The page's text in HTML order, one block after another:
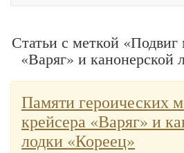
Статьи с меткой «Подвиг
«Варяг» и канонерской
Памяти героических
крейсера «Варяг» и
лодки «Кореец»